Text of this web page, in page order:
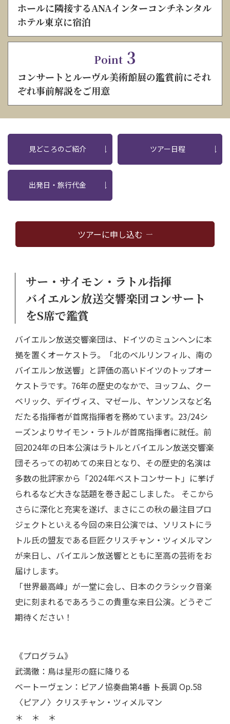
ホールに隣接するANAインターコンチネンタル
ホテル東京に宿泊
Point 3
コンサートとルーヴル美術館展の鑑賞前にそれ
ぞれ事前解説をご用意
見どころのご紹介 ツアー日程
出発日・旅行代金
ツアーに申し込む
サー・サイモン・ラトル指揮
バイエルン放送交響楽団コンサート
をS席で鑑賞
バイエルン放送交響楽団は、ドイツのミュンヘンに本
拠を置くオーケストラ。「北のベルリンフィル、南の
バイエルン放送響」と評価の高いドイツのトップオー
ケストラです。76年の歴史のなかで、ヨッフム、クー
ベリック、デイヴィス、マゼール、ヤンソンスなど名
だたる指揮者が首席指揮者を務めています。23/24シ
ーズンよりサイモン・ラトルが首席指揮者に就任。前
回2024年の日本公演はラトルとバイエルン放送交響楽
団そろっての初めての来日となり、その歴史的名演は
多数の批評家から「2024年ベストコンサート」に挙げ
られるなど大きな話題を巻き起こしました。 そこから
さらに深化と充実を遂げ、まさにこの秋の最注目プロ
ジェクトといえる今回の来日公演では、ソリストにラ
トル氏の盟友である巨匠クリスチャン・ツィメルマン
が来日し、バイエルン放送響とともに至高の芸術をお
届けします。
「世界最高峰」が一堂に会し、日本のクラシック音楽
史に刻まれるであろうこの貴重な来日公演。どうぞご
期待ください！
《プログラム》
武満徹：鳥は星形の庭に降りる
ベートーヴェン：ピアノ協奏曲第4番 ト長調 Op.58
〈ピアノ〉クリスチャン・ツィメルマン
＊ ＊ ＊